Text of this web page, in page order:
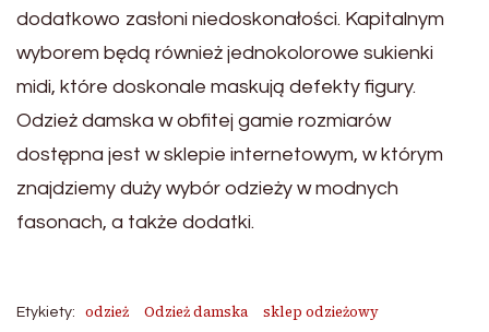
dodatkowo zasłoni niedoskonałości. Kapitalnym
wyborem będą również jednokolorowe sukienki
midi, które doskonale maskują defekty figury.
Odzież damska w obfitej gamie rozmiarów
dostępna jest w sklepie internetowym, w którym
znajdziemy duży wybór odzieży w modnych
fasonach, a także dodatki.
Etykiety: odzież Odzież damska sklep odzieżowy